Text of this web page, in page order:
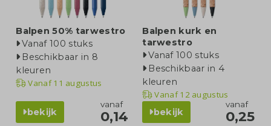
Balpen 50% tarwestro
Vanaf 100 stuks
Beschikbaar in 8
kleuren
Vanaf11 augustus
bekijk
vanaf
0,14
Balpen kurk en
tarwestro
Vanaf 100 stuks
Beschikbaar in 4
kleuren
Vanaf12 augustus
bekijk
vanaf
0,25